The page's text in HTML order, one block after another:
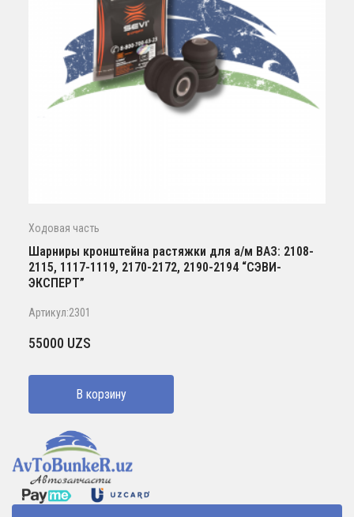
Ходовая часть
Шарниры кронштейна растяжки для а/м ВАЗ: 2108-
2115, 1117-1119, 2170-2172, 2190-2194 “СЭВИ-
ЭКСПЕРТ”
Артикул:2301
55000 UZS
В корзину